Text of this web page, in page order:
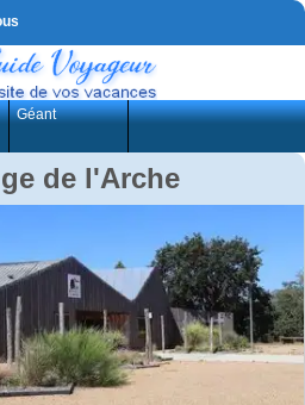
Géant
de l'Arche